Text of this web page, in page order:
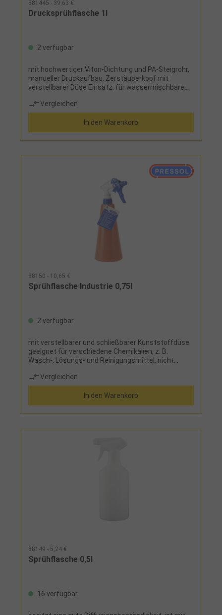
881445 - 39,63 €
Drucksprühflasche 1l
2 verfügbar
mit hochwertiger Viton-Dichtung und PA-Steigrohr,
manueller Druckaufbau, Zerstäuberkopf mit
verstellbarer Düse Einsatz: für wassermischbare
Isopropylalkohol, Desinfektion, Kaltreiniger, leichte
Lösemittel, nicht geeignet für Reiniger mit Aceton,
Säure, Ethylacetat oder Butanon
Vergleichen
In den Warenkorb
88150 - 10,65 €
Sprühflasche Industrie 0,75l
2 verfügbar
mit verstellbarer und schließbarer Kunststoffdüse
geeignet für verschiedene Chemikalien, z. B.
Wasch-, Lösungs- und Reinigungsmittel, nicht
Montagereiniger und Säuren
Vergleichen
In den Warenkorb
88149 - 5,24 €
Sprühflasche 0,5l
16 verfügbar